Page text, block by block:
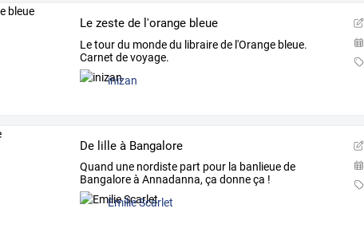
Le zeste de l'orange bleue
Le tour du monde du libraire de l'Orange bleue.
Carnet de voyage.
inizan
De lille à Bangalore
Quand une nordiste part pour la banlieue de
Bangalore à Annadanna, ça donne ça !
Emilie Scarlet